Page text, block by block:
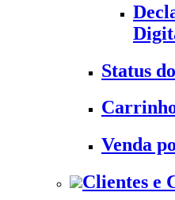
Status
Venda
Clientes e